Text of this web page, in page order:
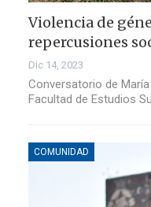
Violencia de
repercusiones
Dic 14, 2023
Conversatorio de
Facultad de Estudios
COMUNIDAD